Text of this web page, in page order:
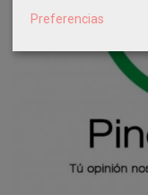
Preferencias